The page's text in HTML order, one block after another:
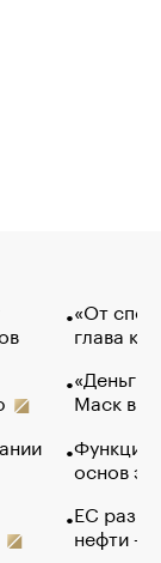
«От
глава
«Деньги
Маск в
Функции
основ
ЕС
нефти —